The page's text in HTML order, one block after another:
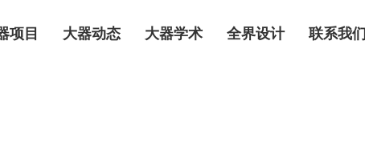
项目 大器动态 大器学术 全界设计 联系我们